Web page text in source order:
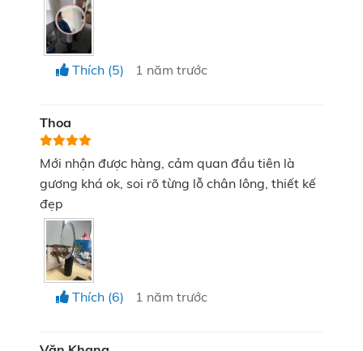
Thích (5) 1 năm trước
Thoa
Mới nhận được hàng, cảm quan đầu tiên là
gương khá ok, soi rõ từng lỗ chân lông, thiết kế
đẹp
Thích (6) 1 năm trước